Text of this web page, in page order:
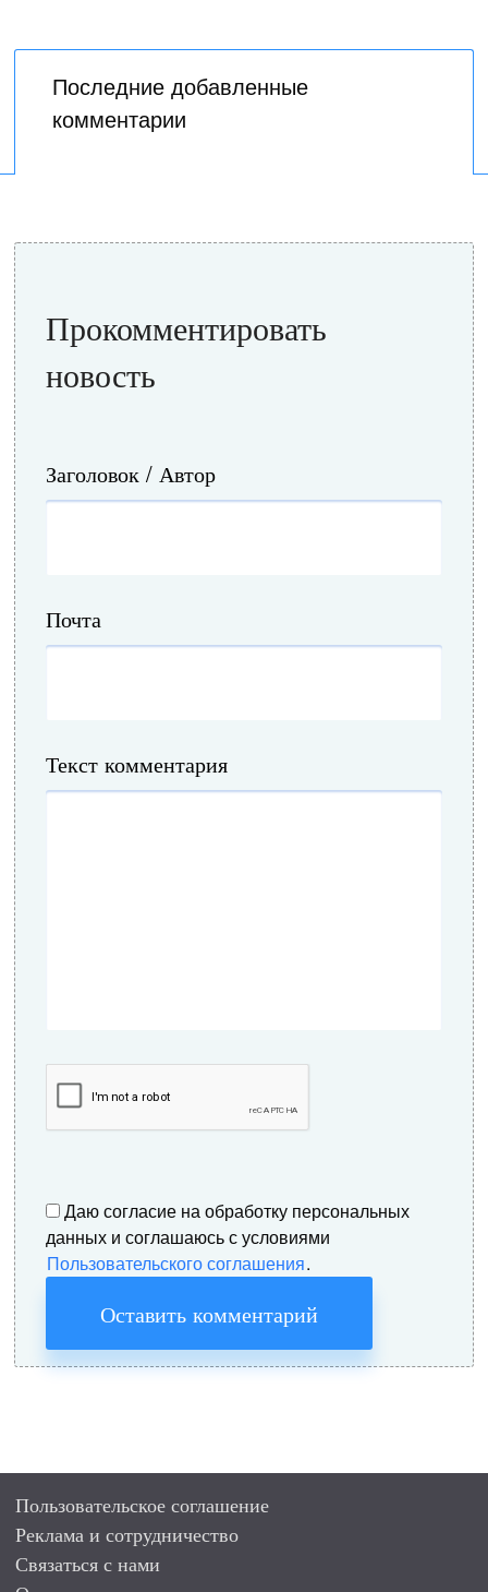
Последние добавленные
комментарии
Прокомментировать
новость
Заголовок / Автор
Почта
Текст комментария
Оставить комментарий
Даю согласие на обработку персональных
данных и соглашаюсь с условиями
Пользовательского соглашения.
Пользовательское соглашение
Реклама и сотрудничество
Связаться с нами